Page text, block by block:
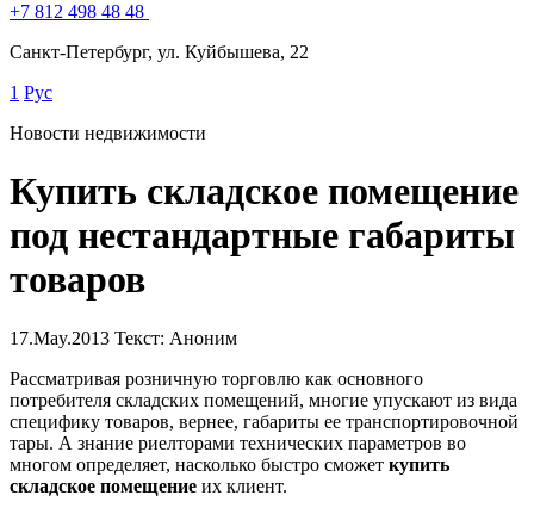
+7 812 498 48 48
Санкт-Петербург, ул. Куйбышева, 22
1 Рус
Новости недвижимости
Купить складское помещение
под нестандартные габариты
товаров
17.May.2013 Текст: Аноним
Рассматривая розничную торговлю как основного
потребителя складских помещений, многие упускают из вида
специфику товаров, вернее, габариты ее транспортировочной
тары. А знание риелторами технических параметров во
многом определяет, насколько быстро сможет купить
складское помещение их клиент.